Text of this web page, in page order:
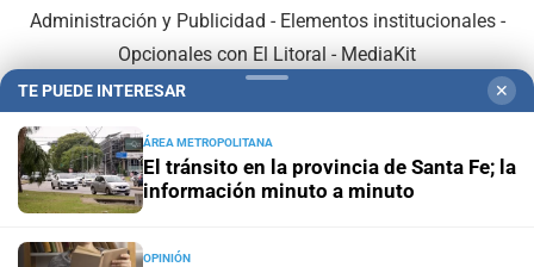
Administración y Publicidad - Elementos institucionales-
Opcionales con El Litoral - MediaKit
TE PUEDE INTERESAR ✕
ÁREA METROPOLITANA
El tránsito en la provincia de Santa Fe; la
información minuto a minuto
OPINIÓN